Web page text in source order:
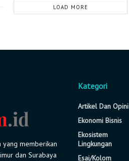
LOAD MORE
yang memberikan
dan Surabaya
Kategori
Artikel Dan Opini
Ekonomi Bisnis
Ekosistem
Lingkungan
Esai/Kolom